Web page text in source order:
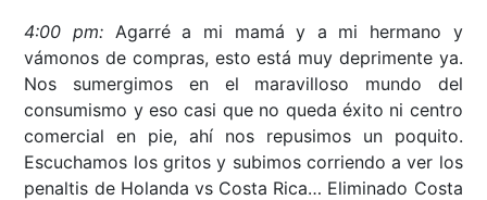
4:00 pm: Agarré a mi mamá y a mi hermano y
vámonos de compras, esto está muy deprimente ya.
Nos sumergimos en el maravilloso mundo del
consumismo y eso casi que no queda éxito ni centro
comercial en pie, ahí nos repusimos un poquito.
Escuchamos los gritos y subimos corriendo a ver los
penaltis de Holanda vs Costa Rica… Eliminado Costa